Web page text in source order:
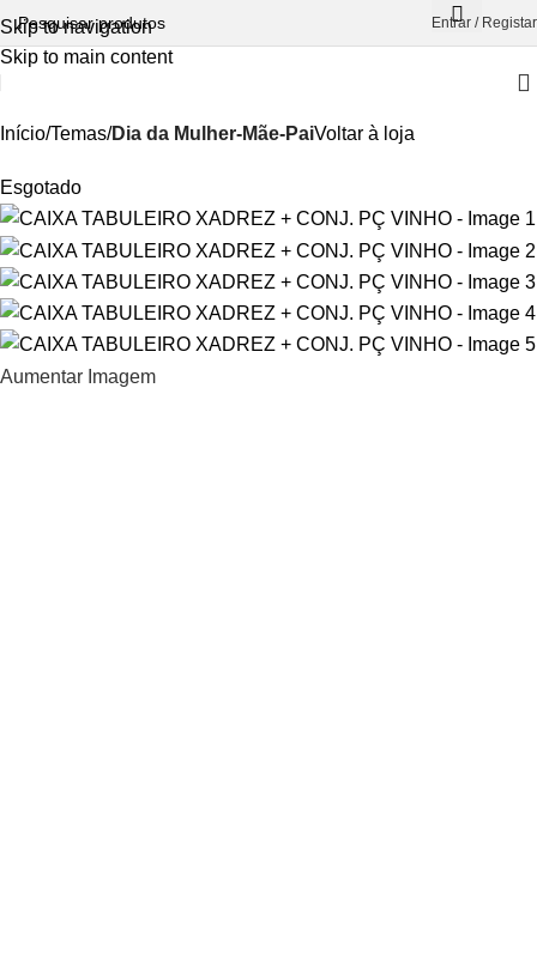
Skip to navigation
Skip to main content
Entrar / Registar
Início Temas Dia da Mulher-Mãe-PaiVoltar à loja
Esgotado
Aumentar Imagem